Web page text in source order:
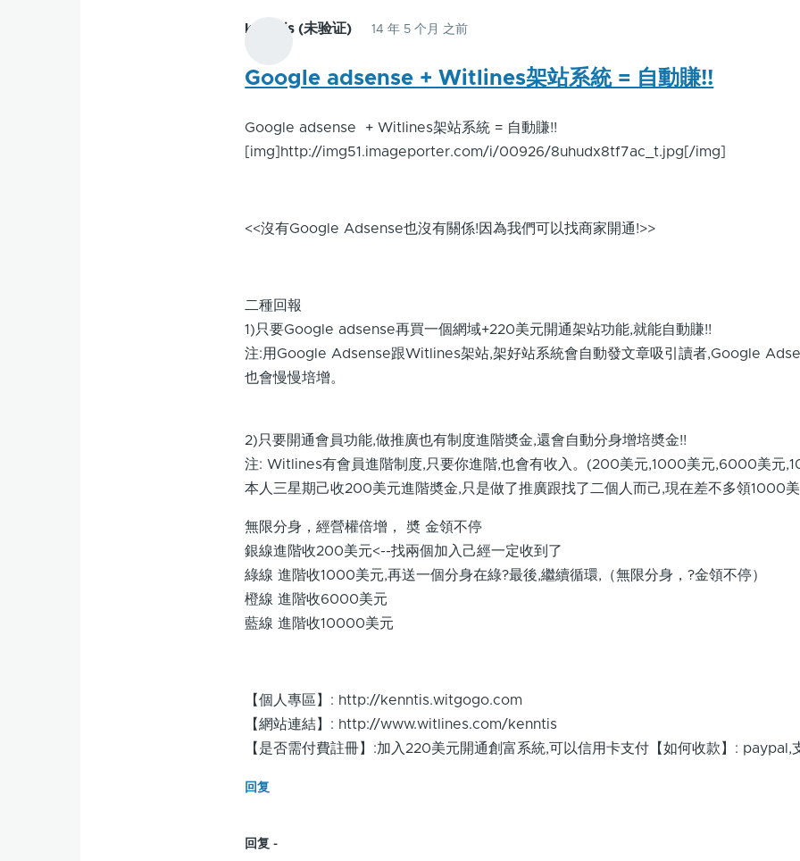
kenntis (未验证) 14 年 5 个月 之前
Google adsense + Witlines架站系統 = 自動賺!!
Google adsense + Witlines架站系統 = 自動賺!!
[img]http://img51.imageporter.com/i/00926/8uhudx8tf7ac_t.jpg[/img]
<<沒有Google Adsense也沒有關係!因為我們可以找商家開通!>>
二種回報
1)只要Google adsense再買一個網域+220美元開通架站功能,就能自動賺!!
注:用Google Adsense跟Witlines架站,架好站系統會自動發文章吸引讀者,Google
也會慢慢培增。
2)只要開通會員功能,做推廣也有制度進階奬金,還會自動分身增培奬金!!
注: Witlines有會員進階制度,只要你進階,也會有收入。(200美元,1000美元,6000美元
本人三星期己收200美元進階奬金,只是做了推廣跟找了二個人而己,現在差不多領1000美
無限分身，經營權倍增， 奬 金領不停
銀線進階收200美元<--找兩個加入己經一定收到了
綠線 進階收1000美元,再送一個分身在綠?最後,繼續循環,（無限分身，?金領不停）
橙線 進階收6000美元
藍線 進階收10000美元
【個人專區】: http://kenntis.witgogo.com
【網站連結】: http://www.witlines.com/kenntis
【是否需付費註冊】:加入220美元開通創富系統,可以信用卡支付【如何收款】: paypal,
回复
回复